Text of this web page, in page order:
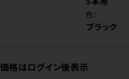
色：
ブラック
価格はログイン後表示